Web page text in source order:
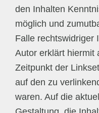
den Inhalten
möglich und
Falle rechtswidriger
Autor erklärt hiermit
Zeitpunkt der
auf den zu
waren. Auf die